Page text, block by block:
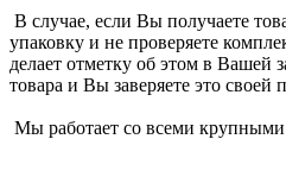
В случае, если Вы получаете
упаковку и не проверяете
делает отметку об этом в Вашей
товара и Вы заверяете это своей
Мы работает со всеми